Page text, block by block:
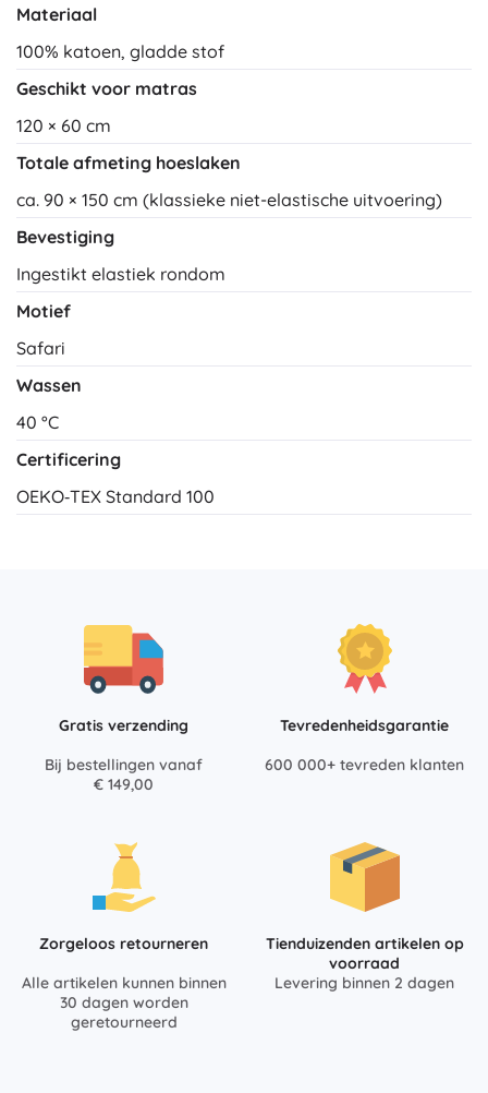
Materiaal
100% katoen, gladde stof
Geschikt voor matras
120 × 60 cm
Totale afmeting hoeslaken
ca. 90 × 150 cm (klassieke niet-elastische uitvoering)
Bevestiging
Ingestikt elastiek rondom
Motief
Safari
Wassen
40 °C
Certificering
OEKO‑TEX Standard 100
Gratis verzending
Bij bestellingen vanaf
€ 149,00
Tevredenheidsgarantie
600 000+ tevreden klanten
Zorgeloos retourneren
Alle artikelen kunnen binnen
30 dagen worden
geretourneerd
Tienduizenden artikelen op
voorraad
Levering binnen 2 dagen